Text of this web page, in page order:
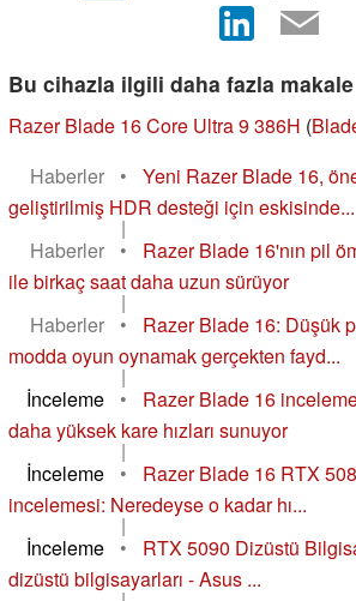
Bu cihazla ilgili daha fazla makale
Razer Blade 16 Core Ultra 9 386H (
Haberler
•
Yeni Razer Blade 16,
geliştirilmiş HDR desteği için eskisinde...
|
Haberler
•
Razer Blade 16'nın pil
ile birkaç saat daha uzun sürüyor
|
Haberler
•
Razer Blade 16: Düşük
modda oyun oynamak gerçekten fayd...
|
İnceleme
•
Razer Blade 16
daha yüksek kare hızları sunuyor
|
İnceleme
•
Razer Blade 16 RTX
incelemesi: Neredeyse o kadar hı...
|
İnceleme
•
RTX 5090 Dizüstü
dizüstü bilgisayarları - Asus ...